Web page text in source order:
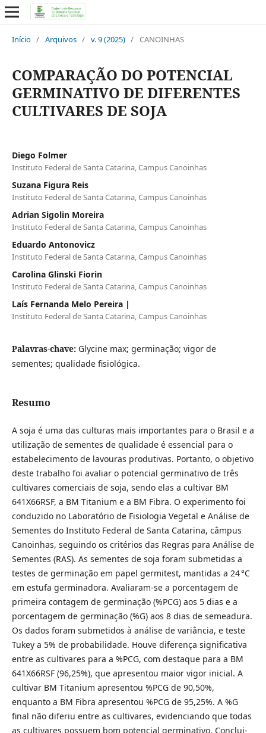
Início / Arquivos / v. 9 (2025) / CANOINHAS
COMPARAÇÃO DO POTENCIAL
GERMINATIVO DE DIFERENTES
CULTIVARES DE SOJA
Diego Folmer
Instituto Federal de Santa Catarina, Campus Canoinhas
Suzana Figura Reis
Instituto Federal de Santa Catarina, Campus Canoinhas
Adrian Sigolin Moreira
Instituto Federal de Santa Catarina, Campus Canoinhas
Eduardo Antonovicz
Instituto Federal de Santa Catarina, Campus Canoinhas
Carolina Glinski Fiorin
Instituto Federal de Santa Catarina, Campus Canoinhas
Laís Fernanda Melo Pereira |
Instituto Federal de Santa Catarina, Campus Canoinhas
Palavras-chave: Glycine max; germinação; vigor de
sementes; qualidade fisiológica.
Resumo
A soja é uma das culturas mais importantes para o Brasil e a
utilização de sementes de qualidade é essencial para o
estabelecimento de lavouras produtivas. Portanto, o objetivo
deste trabalho foi avaliar o potencial germinativo de três
cultivares comerciais de soja, sendo elas a cultivar BM
641X66RSF, a BM Titanium e a BM Fibra. O experimento foi
conduzido no Laboratório de Fisiologia Vegetal e Análise de
Sementes do Instituto Federal de Santa Catarina, câmpus
Canoinhas, seguindo os critérios das Regras para Análise de
Sementes (RAS). As sementes de soja foram submetidas a
testes de germinação em papel germitest, mantidas a 24 °C
em estufa germinadora. Avaliaram-se a porcentagem de
primeira contagem de germinação (%PCG) aos 5 dias e a
porcentagem de germinação (%G) aos 8 dias de semeadura.
Os dados foram submetidos à análise de variância, e teste
Tukey a 5% de probabilidade. Houve diferença significativa
entre as cultivares para a %PCG, com destaque para a BM
641X66RSF (96,25%), que apresentou maior vigor inicial. A
cultivar BM Titanium apresentou %PCG de 90,50%,
enquanto a BM Fibra apresentou %PCG de 95,25%. A %G
final não diferiu entre as cultivares, evidenciando que todas
as cultivares possuem bom potencial germinativo. Conclui-